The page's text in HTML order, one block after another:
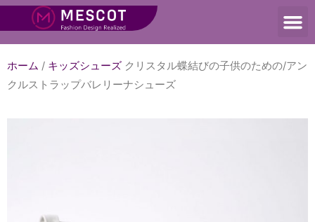
ホーム / キッズシューズ クリスタル蝶結びの子供のための/アン
クルストラップバレリーナシューズ